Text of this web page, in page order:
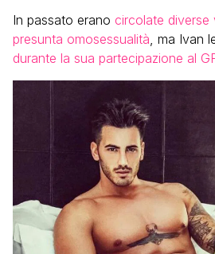
In passato erano circolate diverse
presunta omosessualità, ma Ivan
durante la sua partecipazione al